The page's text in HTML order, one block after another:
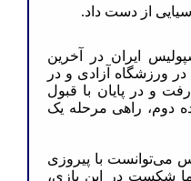
از دست داد.
ایران در آخرین
ورزشگاه آزادی و در
رفت و در پایان با قبول
رده دوم، راهی مرحله یک
می‌توانست با پیروزی
شکست در این بازی،